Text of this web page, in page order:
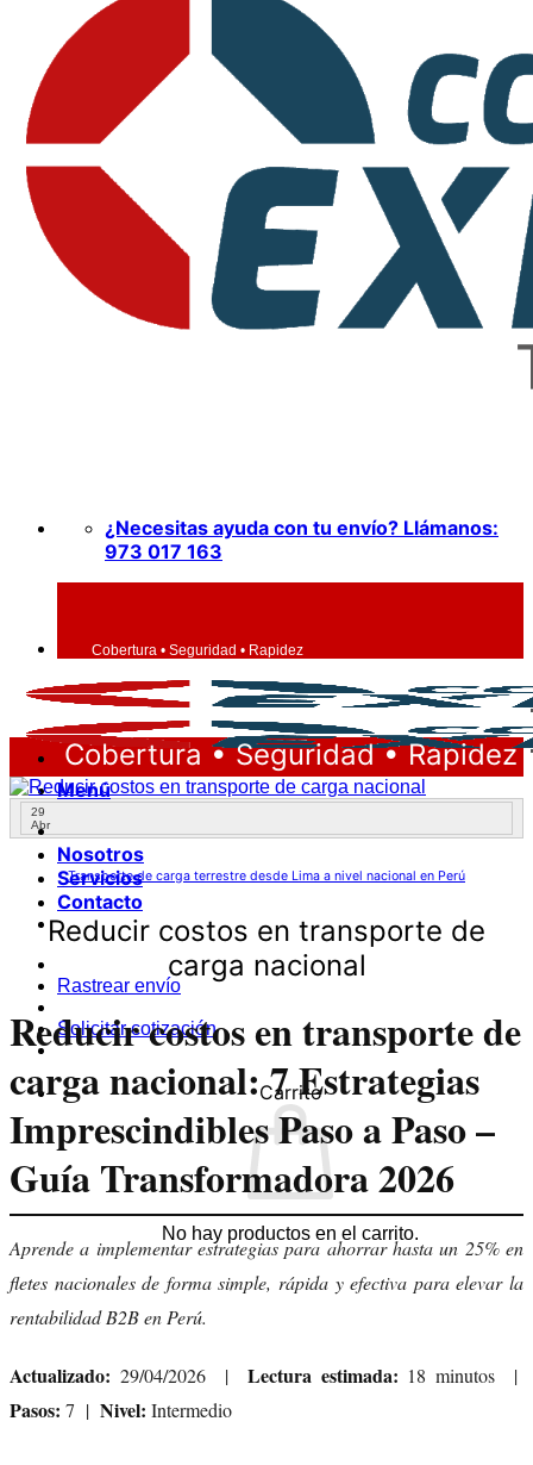
¿Necesitas ayuda con tu envío? Llámanos:
973 017 163
Cobertura • Seguridad • Rapidez
Menú
Nosotros
Servicios
Contacto
Rastrear envío
Solicitar cotización
Carrito
No hay productos en el carrito.
Cobertura • Seguridad • Rapidez
29
Abr
Transporte de carga terrestre desde Lima a nivel nacional en Perú
Reducir costos en transporte de
carga nacional
Reducir costos en transporte de
carga nacional: 7 Estrategias
Imprescindibles Paso a Paso –
Guía Transformadora 2026
Aprende a implementar estrategias para ahorrar hasta un 25% en
fletes nacionales de forma simple, rápida y efectiva para elevar la
rentabilidad B2B en Perú.
Actualizado: 29/04/2026 | Lectura estimada: 18 minutos |
Pasos: 7 | Nivel: Intermedio